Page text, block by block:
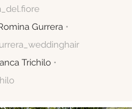
Gurrera •
Trichilo •